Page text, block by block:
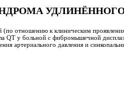
УДЛИНЁННОГО
(по отношению к клиническим
QT у больной с фибромышечной
артериального давления и